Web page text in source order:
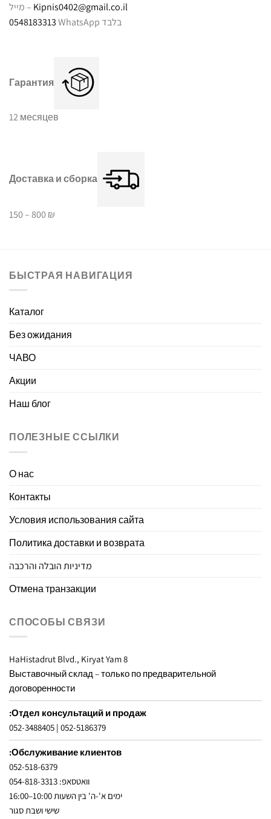
מייל – Kipnis0402@gmail.co.il
0548183313
WhatsApp בלבד
Гарантия
12 месяцев
Доставка и сборка
150 – 800 ₪
БЫСТРАЯ НАВИГАЦИЯ
Каталог
Без ожидания
ЧАВО
Акции
Наш блог
ПОЛЕЗНЫЕ ССЫЛКИ
О нас
Контакты
Условия использования сайта
Политика доставки и возврата
מדיניות הובלה והרכבה
Отмена транзакции
СПОСОБЫ СВЯЗИ
8 HaHistadrut Blvd., Kiryat Yam
Выставочный склад – только по предварительной
договоренности
Отдел консультаций и продаж:
052-5186379
|
052-3488405
Обслуживание клиентов:
052-518-6379
וואטסאפ: 054-818-3313
ימים א'-ה' בין השעות 10:00–16:00
שישי ושבת סגור